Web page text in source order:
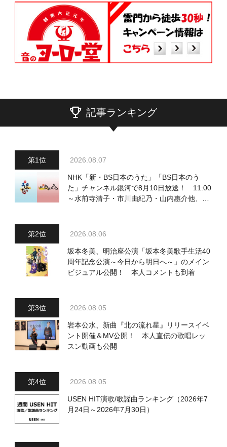
記事ランキング
2026.08.07
NHK「新・BS日本のうた」「BS日本のう
た」チャンネル銀河で8月10日放送！ 11:00
～水前寺清子・市川由紀乃・山内惠介他、
2026.08.06
坂本冬美、明治座公演「坂本冬美歌手生活40
周年記念公演～今日から明日へ～」のメイン
ビジュアル公開！ 本人コメントも到着
2026.08.05
岩本公水、新曲『北の流れ星』リリースイベ
ント開催＆MV公開！ 本人直伝の歌唱レッ
スン動画も公開
2026.08.05
USEN HIT演歌/歌謡曲ランキング（2026年7
月24日～2026年7月30日）